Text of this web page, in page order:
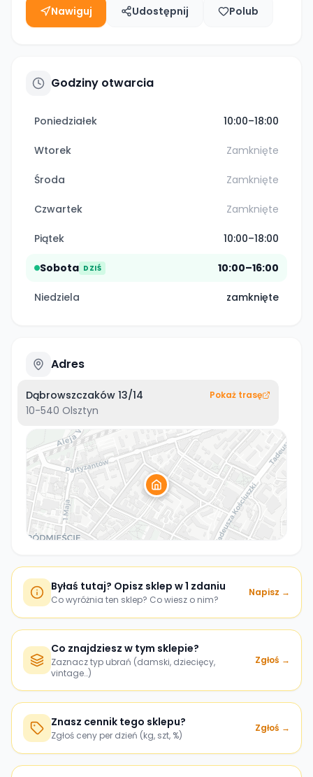
Nawiguj Udostępnij Polub
Godziny otwarcia
Poniedziałek 10:00–18:00
Wtorek Zamknięte
Środa Zamknięte
Czwartek Zamknięte
Piątek 10:00–18:00
Sobota DZIŚ 10:00–16:00
Niedziela zamknięte
Adres
Dąbrowszczaków 13/14
10-540 Olsztyn
Pokaż trasę
Byłaś tutaj? Opisz sklep w 1 zdaniu
Co wyróżnia ten sklep? Co wiesz o nim?
Napisz →
Co znajdziesz w tym sklepie?
Zaznacz typ ubrań (damski, dziecięcy,
vintage…)
Zgłoś →
Znasz cennik tego sklepu?
Zgłoś ceny per dzień (kg, szt, %)
Zgłoś →